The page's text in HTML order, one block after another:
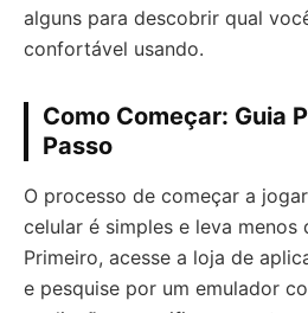
alguns para descobrir qual
confortável usando.
Como Começar: Guia
Passo
O processo de começar a
celular é simples e leva menos
Primeiro, acesse a loja de
e pesquise por um emulador